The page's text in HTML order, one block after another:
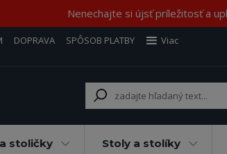
Nenechajte si újsť príležitosť a
DOPRAVA SPÔSOB PLATBY
Viac
stoličky Stoly a stolíky